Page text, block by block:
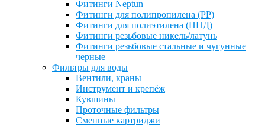
Фитинги Neptun
Фитинги для полипропилена (PP)
Фитинги для полиэтилена (ПНД)
Фитинги резьбовые никель/латунь
Фитинги резьбовые стальные и чугунные
черные
Фильтры для воды
Вентили, краны
Инструмент и крепёж
Кувшины
Проточные фильтры
Сменные картриджи